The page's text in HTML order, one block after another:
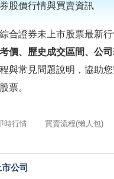
股價行情與買賣資訊
合證券未上市股票最新
價、歷史成交區間、公
與常見問題說明，協助
票。
時行情 買賣流程(懶人包)
公司
公司